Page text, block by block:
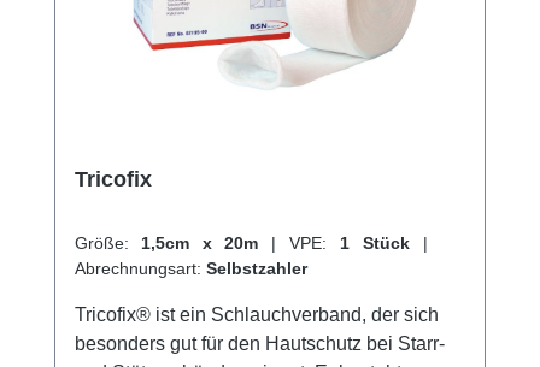
Tricofix
Größe: 1,5cm x 20m | VPE: 1 Stück |
Abrechnungsart: Selbstzahler
Tricofix® ist ein Schlauchverband, der sich
besonders gut für den Hautschutz bei Starr-